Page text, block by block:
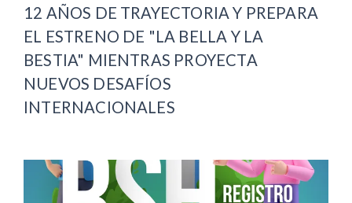
12 AÑOS DE TRAYECTORIA Y PREPARA
EL ESTRENO DE "LA BELLA Y LA
BESTIA" MIENTRAS PROYECTA
NUEVOS DESAFÍOS
INTERNACIONALES